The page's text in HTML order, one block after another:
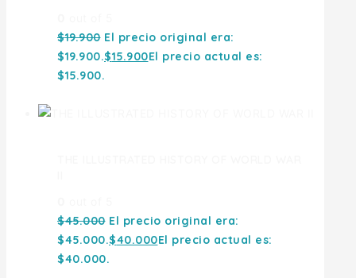
$19.900 El precio original era:
$19.900.$15.900El precio actual es:
$15.900.
$45.000 El precio original era:
$45.000.$40.000El precio actual es:
$40.000.